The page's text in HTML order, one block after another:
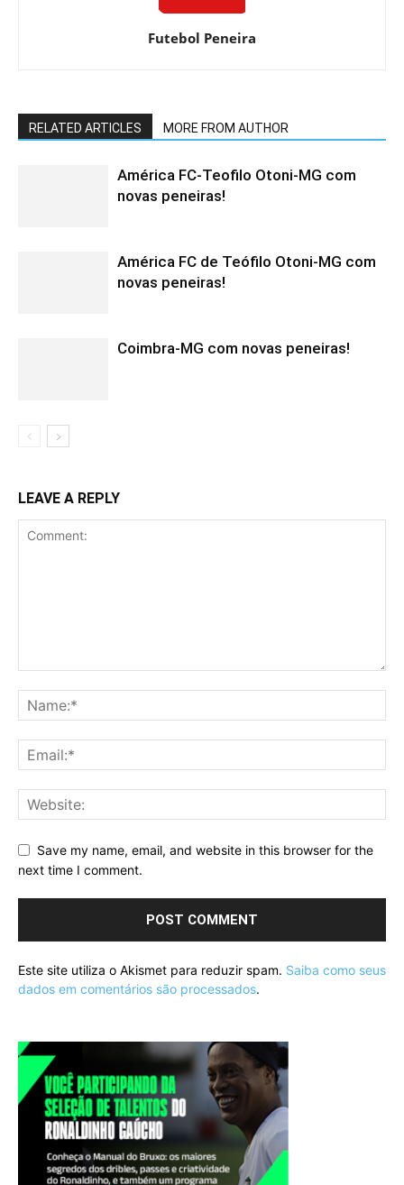
Futebol Peneira
RELATED ARTICLES MORE FROM AUTHOR
América FC-Teofilo Otoni-MG com
novas peneiras!
América FC de Teófilo Otoni-MG com
novas peneiras!
Coimbra-MG com novas peneiras!
LEAVE A REPLY
Save my name, email, and website in this browser for the
next time I comment.
Este site utiliza o Akismet para reduzir spam. Saiba como seus
dados em comentários são processados.